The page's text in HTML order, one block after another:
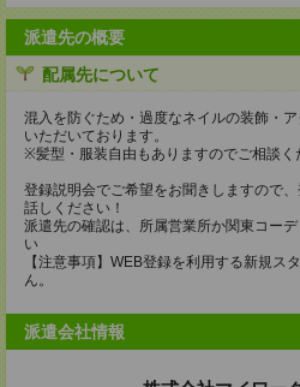
派遣先の概要
配属先について
混入を防ぐため・過度なネイルの装飾・
いただいております。
※髪型・服装自由もありますのでご相談く
登録説明会でご希望をお聞きしますので
話しください！
派遣先の確認は、所属営業所か関東コー
い
【注意事項】WEB登録を利用する新規ス
ん。
派遣会社情報